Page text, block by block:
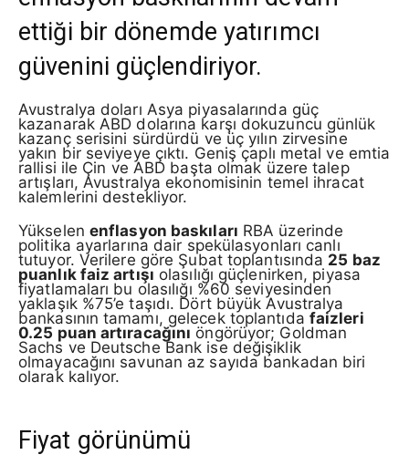
ettiği bir dönemde yatırımcı
güvenini güçlendiriyor.
Avustralya doları Asya piyasalarında güç
kazanarak ABD dolarına karşı dokuzuncu günlük
kazanç serisini sürdürdü ve üç yılın zirvesine
yakın bir seviyeye çıktı. Geniş çaplı metal ve emtia
rallisi ile Çin ve ABD başta olmak üzere talep
artışları, Avustralya ekonomisinin temel ihracat
kalemlerini destekliyor.
Yükselen enflasyon baskıları RBA üzerinde
politika ayarlarına dair spekülasyonları canlı
tutuyor. Verilere göre Şubat toplantısında 25 baz
puanlık faiz artışı olasılığı güçlenirken, piyasa
fiyatlamaları bu olasılığı %60 seviyesinden
yaklaşık %75’e taşıdı. Dört büyük Avustralya
bankasının tamamı, gelecek toplantıda faizleri
0.25 puan artıracağını öngörüyor; Goldman
Sachs ve Deutsche Bank ise değişiklik
olmayacağını savunan az sayıda bankadan biri
olarak kalıyor.
Fiyat görünümü